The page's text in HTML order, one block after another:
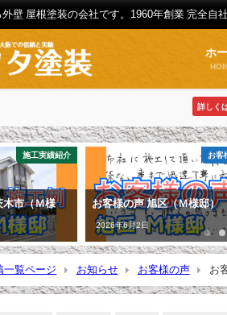
壁 屋根塗装の会社です。1960年創業 完全自
ホ
詳しく
施工実績紹介
木市（Ｍ様
お客
お客様の声 旭区（Ｍ様邸）
2026年6月2日
一覧ページ お知らせ お客様の声 お